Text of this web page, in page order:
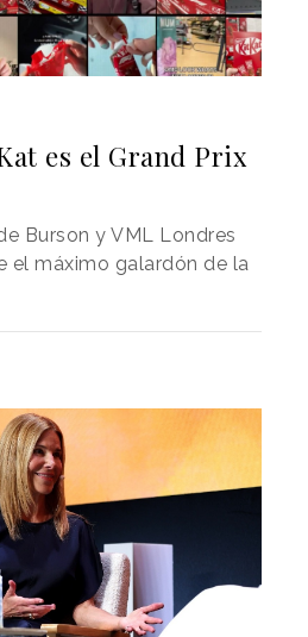
es el Grand Prix
Burson y VML Londres
el máximo galardón de la